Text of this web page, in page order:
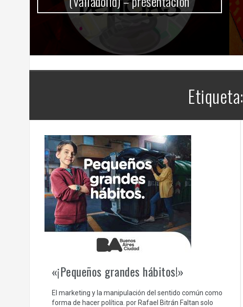
Etiqueta:
«¡Pequeños grandes hábitos!»
El marketing y la manipulación del sentido común como
forma de hacer política. por Rafael Bitrán Faltan solo